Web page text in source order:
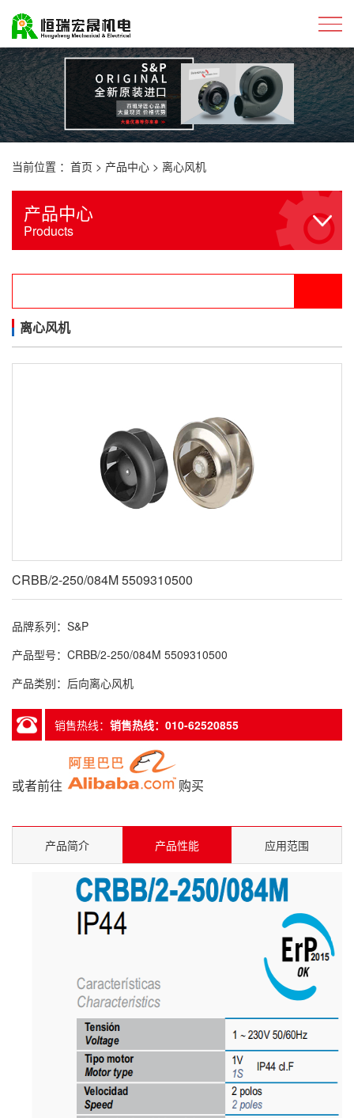
当前位置 ： 首页 > 产品中心 > 离心风机
产品中心
Products
离心风机
CRBB/2-250/084M 5509310500
品牌系列：S&P
产品型号：CRBB/2-250/084M 5509310500
产品类别：后向离心风机
销售热线： 销售热线：010-62520855
或者前往 购买
产品简介 产品性能 应用范围